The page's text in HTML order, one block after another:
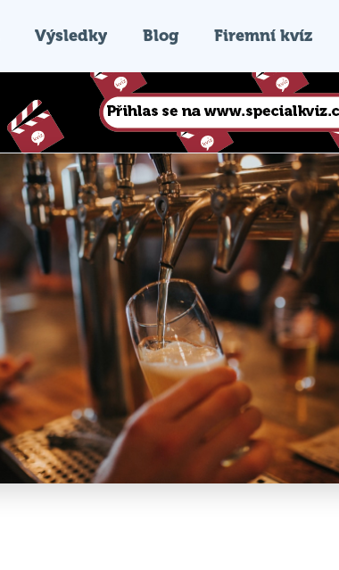
Výsledky Blog Firemní kvíz